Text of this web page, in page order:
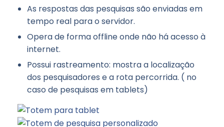
As respostas das pesquisas são enviadas em
tempo real para o servidor.
Opera de forma offline onde não há acesso à
internet.
Possui rastreamento: mostra a localização
dos pesquisadores e a rota percorrida. ( no
caso de pesquisas em tablets)